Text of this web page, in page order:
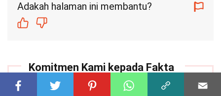
Adakah halaman ini membantu?
Komitmen Kami kepada Fakta
yang Boleh Dipercayai